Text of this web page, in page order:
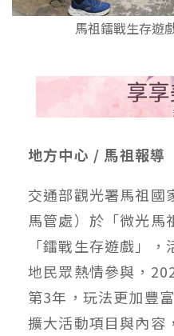
馬祖鐳戰生存遊
地方中心 / 馬祖報導
交通部觀光署馬祖國
馬管處）於「微光馬
「鐳戰生存遊戲」
地民眾熱情參與，
第3年，玩法更加豐
擴大活動項目與內容